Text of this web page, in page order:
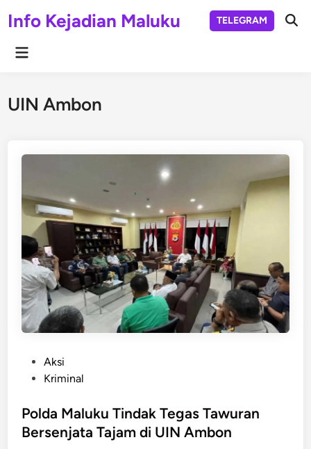
toInfo Kejadian Maluku TELEGRAM
Main
UIN Ambon
t
e
Aksi
Kriminal
Polda Maluku Tindak Tegas Tawuran
Bersenjata Tajam di UIN Ambon